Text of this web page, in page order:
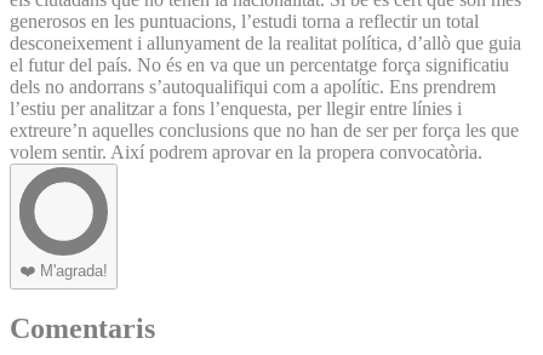
generosos en les puntuacions, l’estudi torna a reflectir un total
desconeixement i allunyament de la realitat política, d’allò que guia
el futur del país. No és en va que un percentatge força significatiu
dels no andorrans s’autoqualifiqui com a apolític. Ens prendrem
l’estiu per analitzar a fons l’enquesta, per llegir entre línies i
extreure’n aquelles conclusions que no han de ser per força les que
volem sentir. Així podrem aprovar en la propera convocatòria.
❤️ M'agrada!
Comentaris